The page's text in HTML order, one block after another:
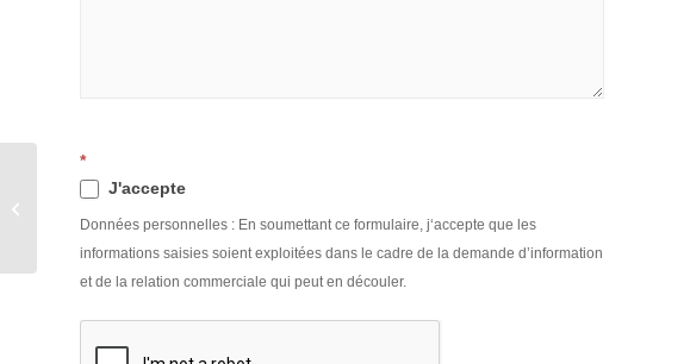
*
J'accepte
Données personnelles : En soumettant ce formulaire, j‘accepte que les
informations saisies soient exploitées dans le cadre de la demande d’information
et de la relation commerciale qui peut en découler.